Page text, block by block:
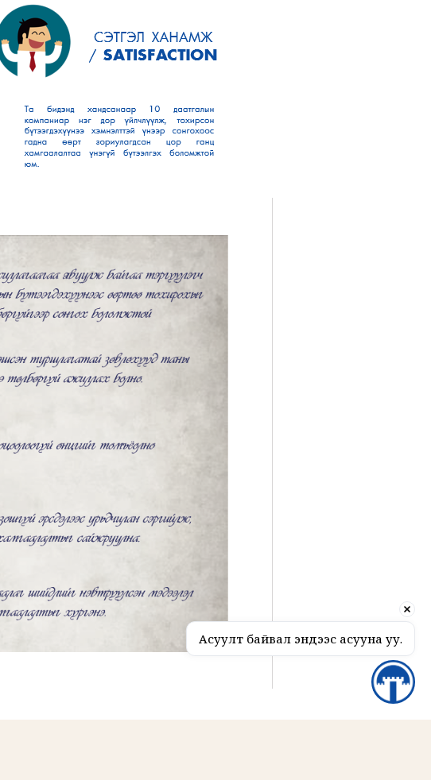
Асуулт байвал эндээс асууна уу.